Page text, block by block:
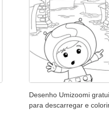
Desenho Umizoomi
para descarregar e